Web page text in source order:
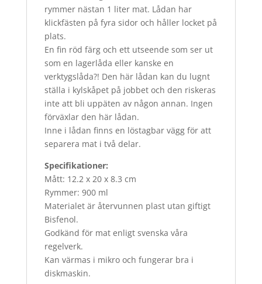
rymmer nästan 1 liter mat. Lådan har
klickfästen på fyra sidor och håller locket på
plats.
En fin röd färg och ett utseende som ser ut
som en lagerlåda eller kanske en
verktygslåda?! Den här lådan kan du lugnt
ställa i kylskåpet på jobbet och den riskeras
inte att bli uppäten av någon annan. Ingen
förväxlar den här lådan.
Inne i lådan finns en löstagbar vägg för att
separera mat i två delar.
Specifikationer:
Mått: 12.2 x 20 x 8.3 cm
Rymmer: 900 ml
Materialet är återvunnen plast utan giftigt
Bisfenol.
Godkänd för mat enligt svenska våra
regelverk.
Kan värmas i mikro och fungerar bra i
diskmaskin.